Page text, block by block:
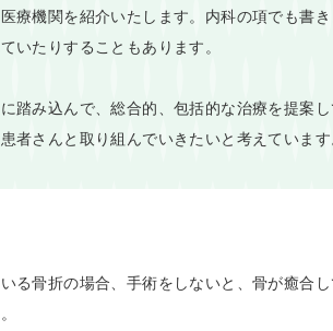
療機関を紹介いたします。内科の項でも書
いたりすることもあります。
踏み込んで、総合的、包括的な治療を提案
者さんと取り組んでいきたいと考えています
る骨折の場合、手術をしないと、骨が癒合